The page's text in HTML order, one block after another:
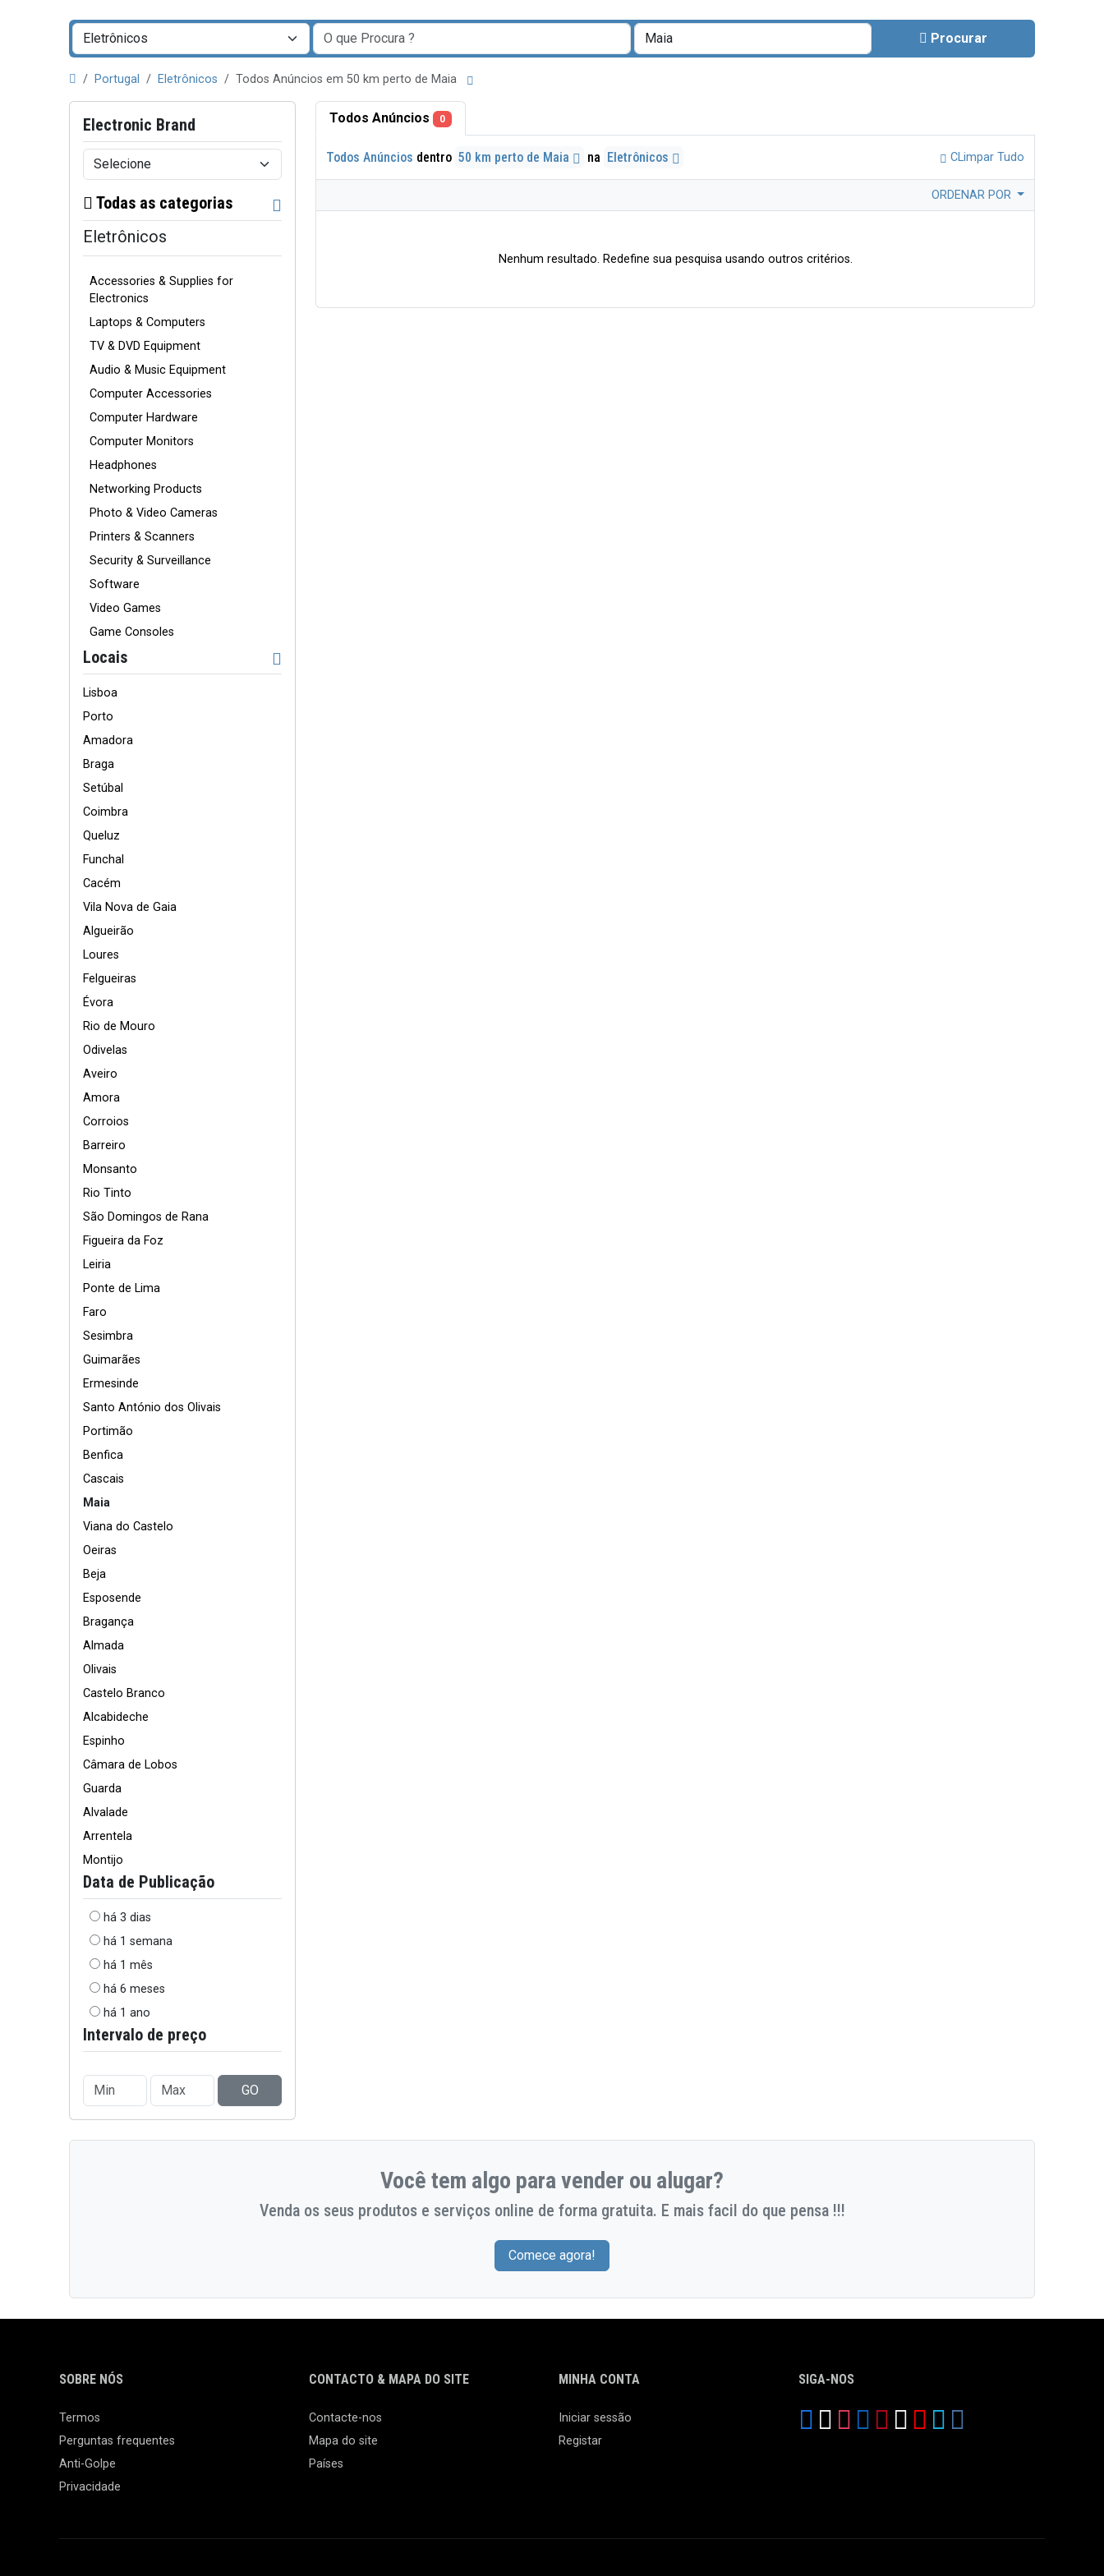
Procurar
Portugal Eletrônicos Todos Anúncios em 50 km perto de Maia
Electronic Brand
Todas as categorias
Eletrônicos
Accessories & Supplies for
Electronics
Laptops & Computers
TV & DVD Equipment
Audio & Music Equipment
Computer Accessories
Computer Hardware
Computer Monitors
Headphones
Networking Products
Photo & Video Cameras
Printers & Scanners
Security & Surveillance
Software
Video Games
Game Consoles
Locais
Lisboa
Porto
Amadora
Braga
Setúbal
Coimbra
Queluz
Funchal
Cacém
Vila Nova de Gaia
Algueirão
Loures
Felgueiras
Évora
Rio de Mouro
Odivelas
Aveiro
Amora
Corroios
Barreiro
Monsanto
Rio Tinto
São Domingos de Rana
Figueira da Foz
Leiria
Ponte de Lima
Faro
Sesimbra
Guimarães
Ermesinde
Santo António dos Olivais
Portimão
Benfica
Cascais
Maia
Viana do Castelo
Oeiras
Beja
Esposende
Bragança
Almada
Olivais
Castelo Branco
Alcabideche
Espinho
Câmara de Lobos
Guarda
Alvalade
Arrentela
Montijo
Data de Publicação
há 3 dias
há 1 semana
há 1 mês
há 6 meses
há 1 ano
Intervalo de preço
GO
Todos Anúncios 0
Todos Anúncios dentro 50 km perto de Maia na Eletrônicos CLimpar Tudo
ORDENAR POR
Nenhum resultado. Redefine sua pesquisa usando outros critérios.
Você tem algo para vender ou alugar?
Venda os seus produtos e serviços online de forma gratuita. E mais facil do que pensa !!!
Comece agora!
SOBRE NÓS
Termos
Perguntas frequentes
Anti-Golpe
Privacidade
CONTACTO & MAPA DO SITE
Contacte-nos
Mapa do site
Países
MINHA CONTA
Iniciar sessão
Registar
SIGA-NOS